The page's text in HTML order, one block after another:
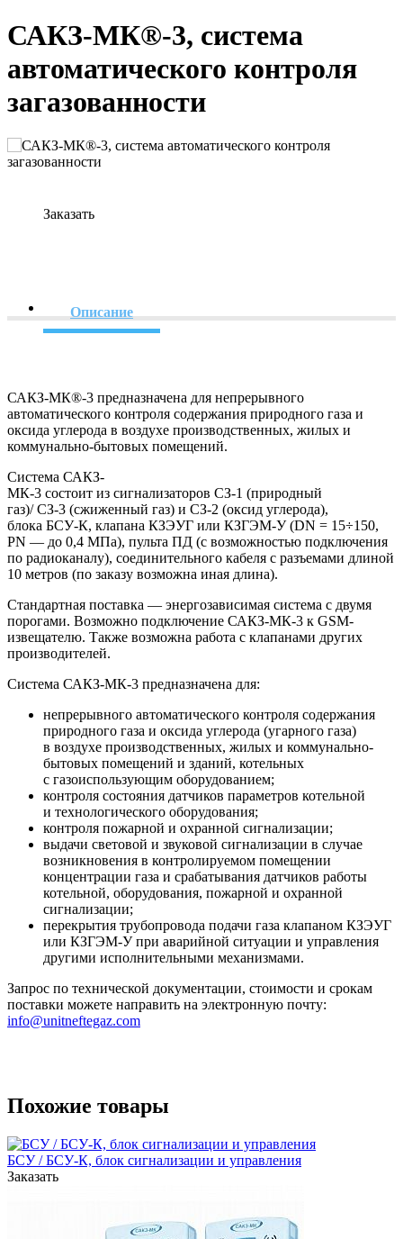
САКЗ-МК®-3, система
автоматического контроля
загазованности
Заказать
Описание
САКЗ-МК®-3 предназначена для непрерывного
автоматического контроля содержания природного газа и
оксида углерода в воздухе производственных, жилых и
коммунально-бытовых помещений.
Система САКЗ-
МК-3 состоит из сигнализаторов СЗ-1 (природный
газ)/ СЗ-3 (сжиженный газ) и СЗ-2 (оксид углерода),
блока БСУ-К, клапана КЗЭУГ или КЗГЭМ-У (DN = 15÷150,
PN — до 0,4 МПа), пульта ПД (с возможностью подключения
по радиоканалу), соединительного кабеля с разъемами длиной
10 метров (по заказу возможна иная длина).
Стандартная поставка — энергозависимая система с двумя
порогами. Возможно подключение САКЗ-МК-3 к GSM-
извещателю. Также возможна работа с клапанами других
производителей.
Система САКЗ-МК-3 предназначена для:
непрерывного автоматического контроля содержания
природного газа и оксида углерода (угарного газа)
в воздухе производственных, жилых и коммунально-
бытовых помещений и зданий, котельных
с газоиспользующим оборудованием;
контроля состояния датчиков параметров котельной
и технологического оборудования;
контроля пожарной и охранной сигнализации;
выдачи световой и звуковой сигнализации в случае
возникновения в контролируемом помещении
концентрации газа и срабатывания датчиков работы
котельной, оборудования, пожарной и охранной
сигнализации;
перекрытия трубопровода подачи газа клапаном КЗЭУГ
или КЗГЭМ-У при аварийной ситуации и управления
другими исполнительными механизмами.
Запрос по технической документации, стоимости и срокам
поставки можете направить на электронную почту:
info@unitneftegaz.com
Похожие товары
БСУ / БСУ-К, блок сигнализации и управления
Заказать